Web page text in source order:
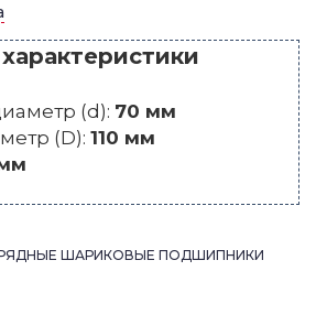
(d): 70 мм
(D): 110 мм
ШАРИКОВЫЕ ПОДШИПНИКИ